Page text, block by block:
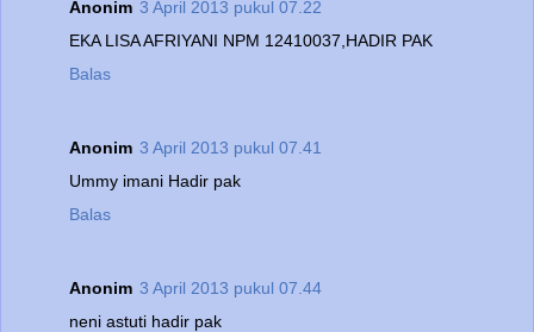
Anonim 3 April 2013 pukul 07.22
EKA LISA AFRIYANI NPM 12410037,HADIR PAK
Balas
Anonim 3 April 2013 pukul 07.41
Ummy imani Hadir pak
Balas
Anonim 3 April 2013 pukul 07.44
neni astuti hadir pak